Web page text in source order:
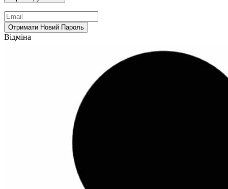
Відміна